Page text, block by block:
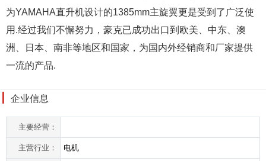
为YAMAHA直升机设计的1385mm主旋翼更是受到了广泛使
用.经过我们不懈努力，豪克已成功出口到欧美、中东、澳
洲、日本、南非等地区和国家，为国内外经销商和厂家提供
一流的产品.
企业信息
主要经营：
主营行业： 电机